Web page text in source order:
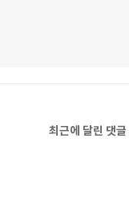
최근에 달린 댓글